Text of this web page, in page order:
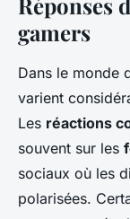
gamers
Dans le monde
varient
Les réactions
souvent sur les
sociaux où les
polarisées.